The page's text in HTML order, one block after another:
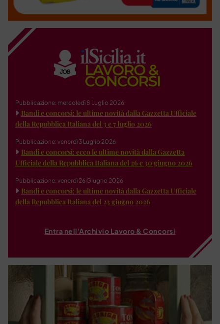
Pubblicazione: mercoledì 8 Luglio 2026
Bandi e concorsi: le ultime novità dalla Gazzetta Ufficiale
della Repubblica Italiana del 3 e 7 luglio 2026
Pubblicazione: venerdì 3 Luglio 2026
Bandi e concorsi: ecco le ultime novità dalla Gazzetta
Ufficiale della Repubblica Italiana del 26 e 30 giugno 2026
Pubblicazione: venerdì 26 Giugno 2026
Bandi e concorsi: le ultime novità dalla Gazzetta Ufficiale
della Repubblica Italiana del 23 giugno 2026
Entra nell'Archivio Lavoro & Concorsi